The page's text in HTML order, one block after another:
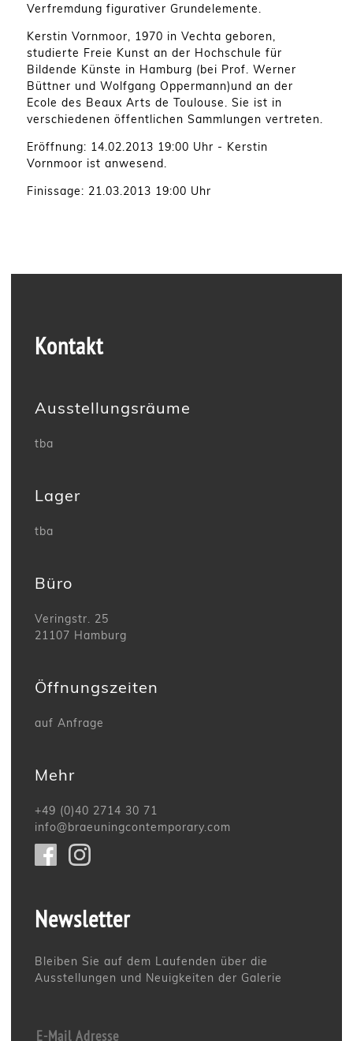
Verfremdung figurativer Grundelemente.
Kerstin Vornmoor, 1970 in Vechta geboren,
studierte Freie Kunst an der Hochschule für
Bildende Künste in Hamburg (bei Prof. Werner
Büttner und Wolfgang Oppermann)und an der
Ecole des Beaux Arts de Toulouse. Sie ist in
verschiedenen öffentlichen Sammlungen vertreten.
Eröffnung: 14.02.2013 19:00 Uhr - Kerstin
Vornmoor ist anwesend.
Finissage: 21.03.2013 19:00 Uhr
Kontakt
Ausstellungsräume
tba
Lager
tba
Büro
Veringstr. 25
21107 Hamburg
Öffnungszeiten
auf Anfrage
Mehr
+49 (0)40 2714 30 71
info@braeuningcontemporary.com
Newsletter
Bleiben Sie auf dem Laufenden über die
Ausstellungen und Neuigkeiten der Galerie